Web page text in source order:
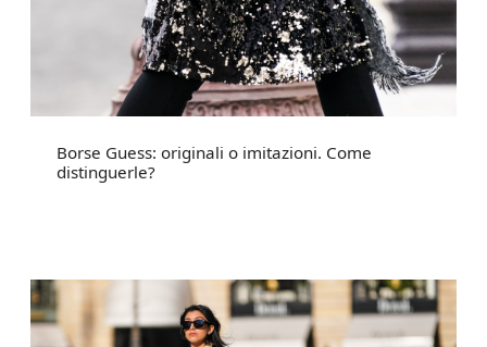
Borse Guess: originali o imitazioni. Come
distinguerle?